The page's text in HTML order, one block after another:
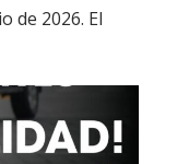
de 2026. El